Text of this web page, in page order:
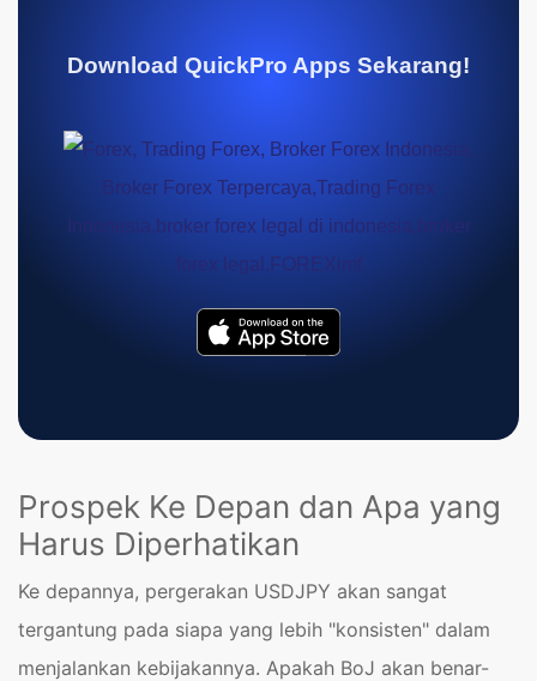
Download QuickPro Apps Sekarang!
Prospek Ke Depan dan Apa yang
Harus Diperhatikan
Ke depannya, pergerakan USDJPY akan sangat
tergantung pada siapa yang lebih "konsisten" dalam
menjalankan kebijakannya. Apakah BoJ akan benar-